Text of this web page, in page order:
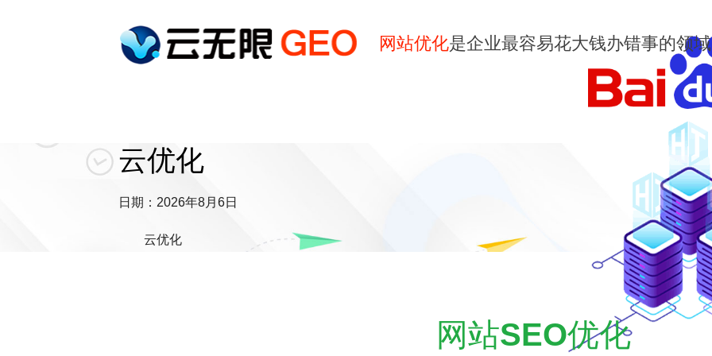
网站优化是企业最容易花大钱办错事的领域
云优化
日期：2026年8月6日
云优化
网站SEO优化